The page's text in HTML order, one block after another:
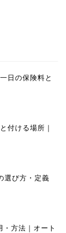
日の保険料と
付ける場所｜
選び方・定義
方法｜オート